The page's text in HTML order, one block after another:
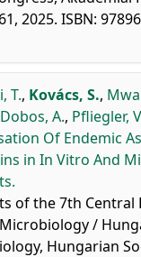
2025. ISBN:
T., Kovács, S.,
Dobos, A., Pfliegler,
Of Endemic
in In Vitro And
of the 7th Central
/
Hungarian